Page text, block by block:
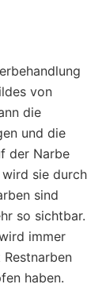
von
die
und die
der Narbe
wird sie durch
sind
so sichtbar.
immer
haben.